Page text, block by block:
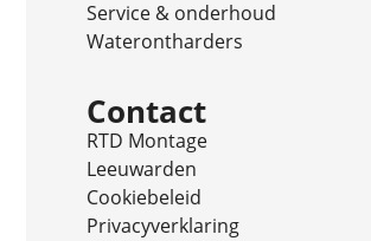
Service & onderhoud
Waterontharders
Contact
RTD Montage
Leeuwarden
Cookiebeleid
Privacyverklaring